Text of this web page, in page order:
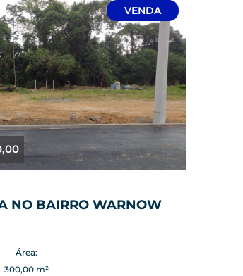
VENDA
NO BAIRRO WARNOW
Área:
300,00 m²